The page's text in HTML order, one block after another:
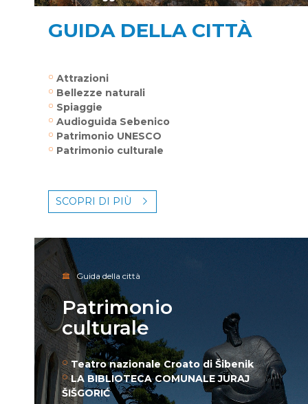
Antonio
GUIDA DELLA CITTÀ
Attrazioni
Bellezze naturali
Spiaggie
Audioguida Sebenico
Patrimonio UNESCO
Patrimonio culturale
SCOPRI DI PIÙ
Guida della città
Patrimonio
culturale
Teatro nazionale Croato di Šibenik
LA BIBLIOTECA COMUNALE JURAJ
ŠIŠGORIĆ